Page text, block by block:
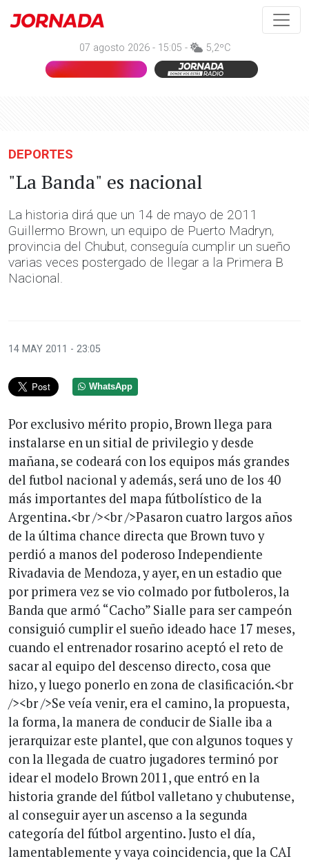
07 agosto 2026 - 15:05 - 5,2ºC
DEPORTES
"La Banda" es nacional
La historia dirá que un 14 de mayo de 2011
Guillermo Brown, un equipo de Puerto Madryn,
provincia del Chubut, conseguía cumplir un sueño
varias veces postergado de llegar a la Primera B
Nacional.
14 MAY 2011 - 23:05
WhatsApp
Por exclusivo mérito propio, Brown llega para
instalarse en un sitial de privilegio y desde
mañana, se codeará con los equipos más grandes
del futbol nacional y además, será uno de los 40
más importantes del mapa fútbolístico de la
Argentina.<br /><br />Pasaron cuatro largos años
de la última chance directa que Brown tuvo y
perdió a manos del poderoso Independiente
Rivadavia de Mendoza, y ayer, en un estadio que
por primera vez se vio colmado por futboleros, la
Banda que armó “Cacho” Sialle para ser campeón
consiguió cumplir el sueño ideado hace 17 meses,
cuando el entrenador rosarino aceptó el reto de
sacar al equipo del descenso directo, cosa que
hizo, y luego ponerlo en zona de clasificación.<br
/><br />Se veía venir, era el camino, la propuesta,
la forma, la manera de conducir de Sialle iba a
jerarquizar este plantel, que con algunos toques y
con la llegada de cuatro jugadores terminó por
idear el modelo Brown 2011, que entró en la
historia grande del fútbol valletano y chubutense,
al conseguir ayer un ascenso a la segunda
categoría del fútbol argentino. Justo el día,
lamentablemente y vaya coincidencia, que la CAI